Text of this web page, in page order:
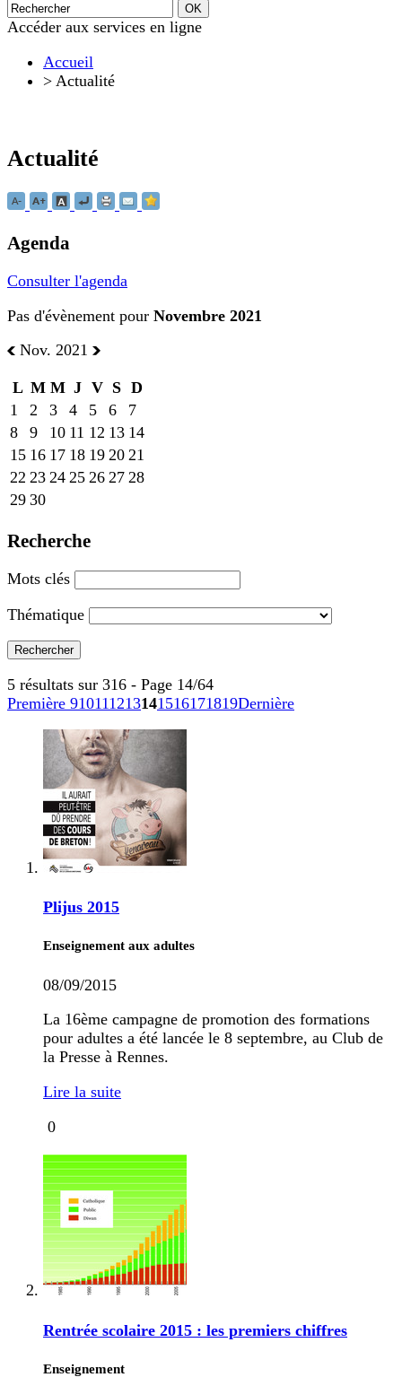
Accéder aux services en ligne
Accueil
> Actualité
Actualité
Agenda
Consulter l'agenda
Pas d'évènement pour Novembre 2021
Nov. 2021
L M M J V S D
1
2 3 4 5 6
7
8
9 10 11 12 13 14
15 16 17 18 19 20 21
22 23 24 25 26 27 28
29 30
Recherche
Mots clés
Thématique
5 résultats sur 316 - Page 14/64
Première 910111213141516171819Dernière
Plijus 2015
Enseignement aux adultes
08/09/2015
La 16ème campagne de promotion des formations
pour adultes a été lancée le 8 septembre, au Club de
la Presse à Rennes.
Lire la suite
0
Rentrée scolaire 2015 : les premiers chiffres
Enseignement